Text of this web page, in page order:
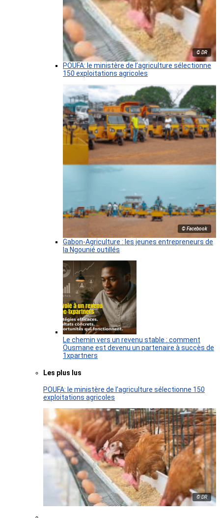
© DR
POUFA: le ministère de l’agriculture sélectionne
150 exploitations agricoles
© Facebook
Gabon-Agriculture : les jeunes entrepreneurs de
la Ngounié outillés
Le chemin vers un revenu stable : comment
Ousmane est devenu un partenaire à succès de
1xpartners
Les plus lus
POUFA: le ministère de l’agriculture sélectionne 150
exploitations agricoles
© DR